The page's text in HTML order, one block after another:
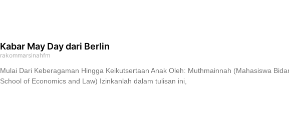
Kabar May Day dari Berlin
rakommarsinahfm
Mulai Dari Keberagaman Hingga Keikutsertaan Anak Oleh: Muthmainnah (Mahasiswa
School of Economics and Law) Izinkanlah dalam tulisan ini,